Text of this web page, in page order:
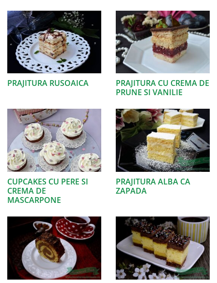
PRAJITURA RUSOAICA
PRAJITURA CU CREMA DE
PRUNE SI VANILIE
CUPCAKES CU PERE SI
CREMA DE
MASCARPONE
PRAJITURA ALBA CA
ZAPADA